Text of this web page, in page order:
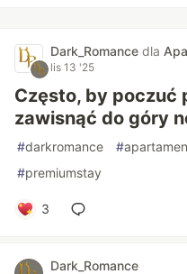
Dark_Romance dla
lis 13 '25
Często, by poczuć
zawisnąć do góry
#darkromance #
#premiumstay
3
Dark_Romance